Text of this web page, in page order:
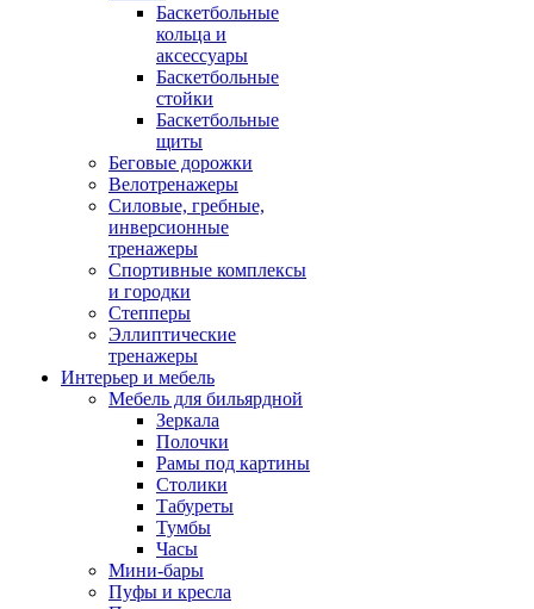
Баскетбольные
кольца и
аксессуары
Баскетбольные
стойки
Баскетбольные
щиты
Беговые дорожки
Велотренажеры
Силовые, гребные,
инверсионные
тренажеры
Спортивные комплексы
и городки
Степперы
Эллиптические
тренажеры
Интерьер и мебель
Мебель для бильярдной
Зеркала
Полочки
Рамы под картины
Столики
Табуреты
Тумбы
Часы
Мини-бары
Пуфы и кресла